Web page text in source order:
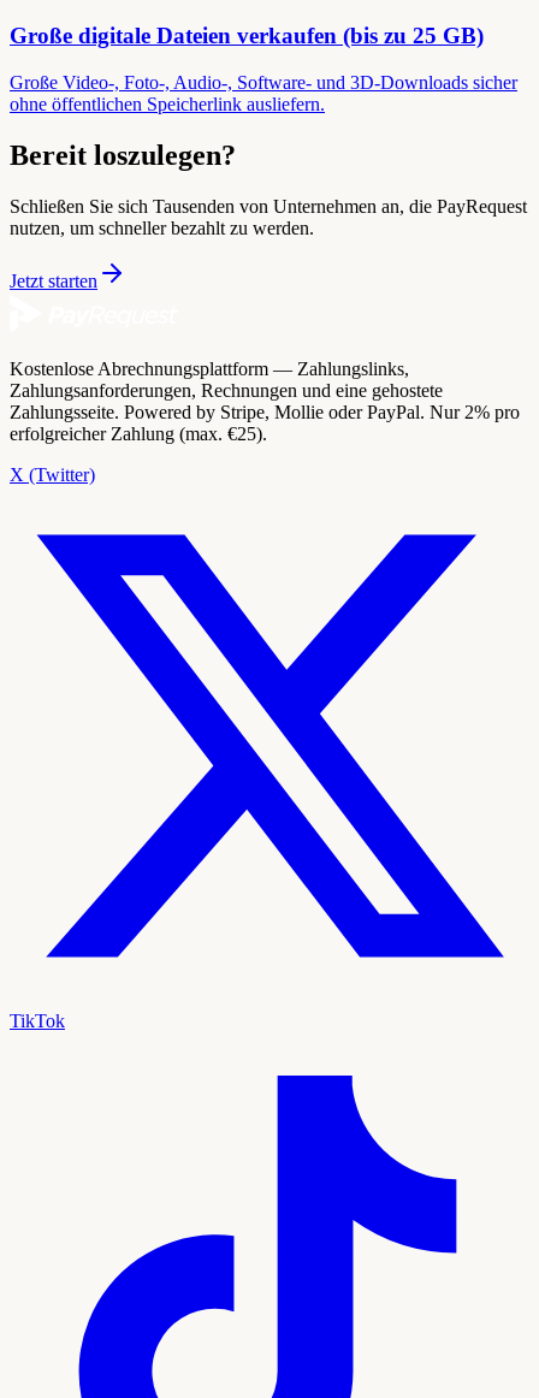
Große digitale Dateien verkaufen (bis zu 25 GB)
Große Video-, Foto-, Audio-, Software- und 3D-Downloads sicher
ohne öffentlichen Speicherlink ausliefern.
Bereit loszulegen?
Schließen Sie sich Tausenden von Unternehmen an, die PayRequest
nutzen, um schneller bezahlt zu werden.
Jetzt starten
Kostenlose Abrechnungsplattform — Zahlungslinks,
Zahlungsanforderungen, Rechnungen und eine gehostete
Zahlungsseite. Powered by Stripe, Mollie oder PayPal. Nur 2% pro
erfolgreicher Zahlung (max. €25).
X (Twitter)
TikTok